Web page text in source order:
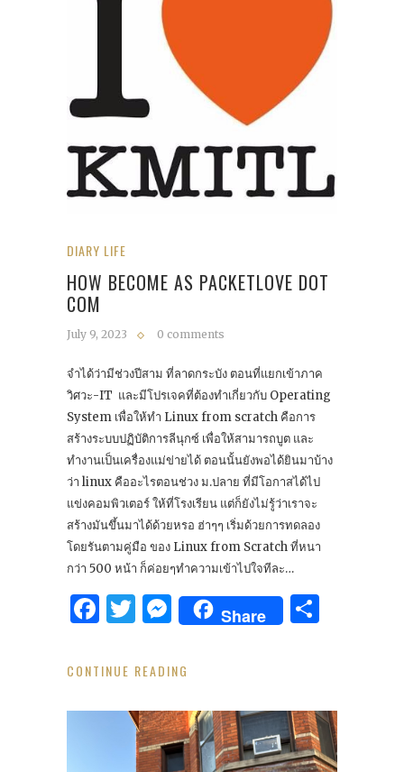
DIARY LIFE
HOW BECOME AS PACKETLOVE DOT
COM
July 9, 2023 0 comments
จำได้ว่ามีช่วงปีสาม ที่ลาดกระบัง ตอนที่แยกเข้าภาค
วิศวะ-IT และมีโปรเจคที่ต้องทำเกี่ยวกับ Operating
System เพื่อให้ทำ Linux from scratch คือการ
สร้างระบบปฏิบัติการลีนุกซ์ เพื่อให้สามารถบูต และ
ทำงานเป็นเครื่องแม่ข่ายได้ ตอนนั้นยังพอได้ยินมาบ้าง
ว่า linux คืออะไรตอนช่วง ม.ปลาย ที่มีโอกาสได้ไป
แข่งคอมพิวเตอร์ ให้ที่โรงเรียน แต่ก็ยังไม่รู้ว่าเราจะ
สร้างมันขึ้นมาได้ด้วยหรอ ฮ่าๆๆ เริ่มด้วยการทดลอง
โดยรันตามคู่มือ ของ Linux from Scratch ที่หนา
กว่า 500 หน้า ก็ค่อยๆทำความเข้าไปใจทีละ…
Facebook
Twitter
Messenger
Share
CONTINUE READING